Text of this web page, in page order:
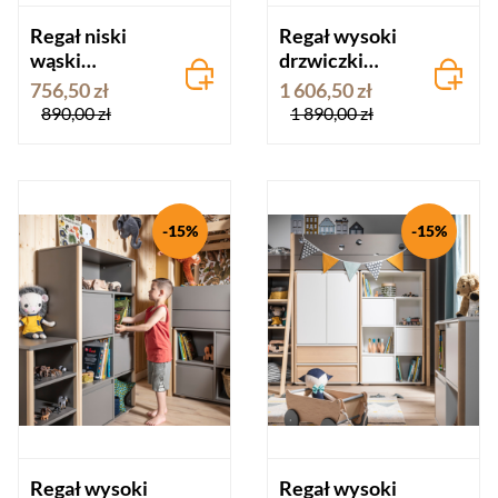
Regał niski
wąski
FUNFLEX -
szary
756,50 zł
890,00 zł
Regał wysoki
drzwiczki
brzozowe
FUNFLEX -
1 606,50 zł
1 890,00 zł
Regał wysoki
-15%
Regał wysoki
-15%